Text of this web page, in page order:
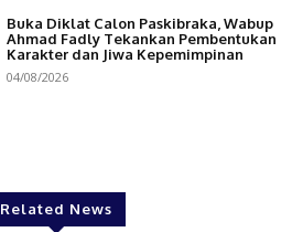
Buka Diklat Calon Paskibraka, Wabup
Ahmad Fadly Tekankan Pembentukan
Karakter dan Jiwa Kepemimpinan
04/08/2026
Related News